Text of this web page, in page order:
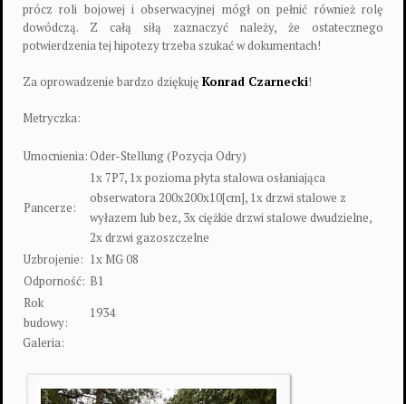
prócz roli bojowej i obserwacyjnej mógł on pełnić również rolę
dowódczą. Z całą siłą zaznaczyć należy, że ostatecznego
potwierdzenia tej hipotezy trzeba szukać w dokumentach!
Za oprowadzenie bardzo dziękuję Konrad Czarnecki!
Metryczka:
Umocnienia:Oder-Stellung (Pozycja Odry)
Pancerze:
1x 7P7, 1x pozioma płyta stalowa osłaniająca
obserwatora 200x200x10[cm], 1x drzwi stalowe z
wyłazem lub bez, 3x ciężkie drzwi stalowe dwudzielne,
2x drzwi gazoszczelne
Uzbrojenie: 1x MG 08
Odporność: B1
Rok
budowy:
1934
Galeria: